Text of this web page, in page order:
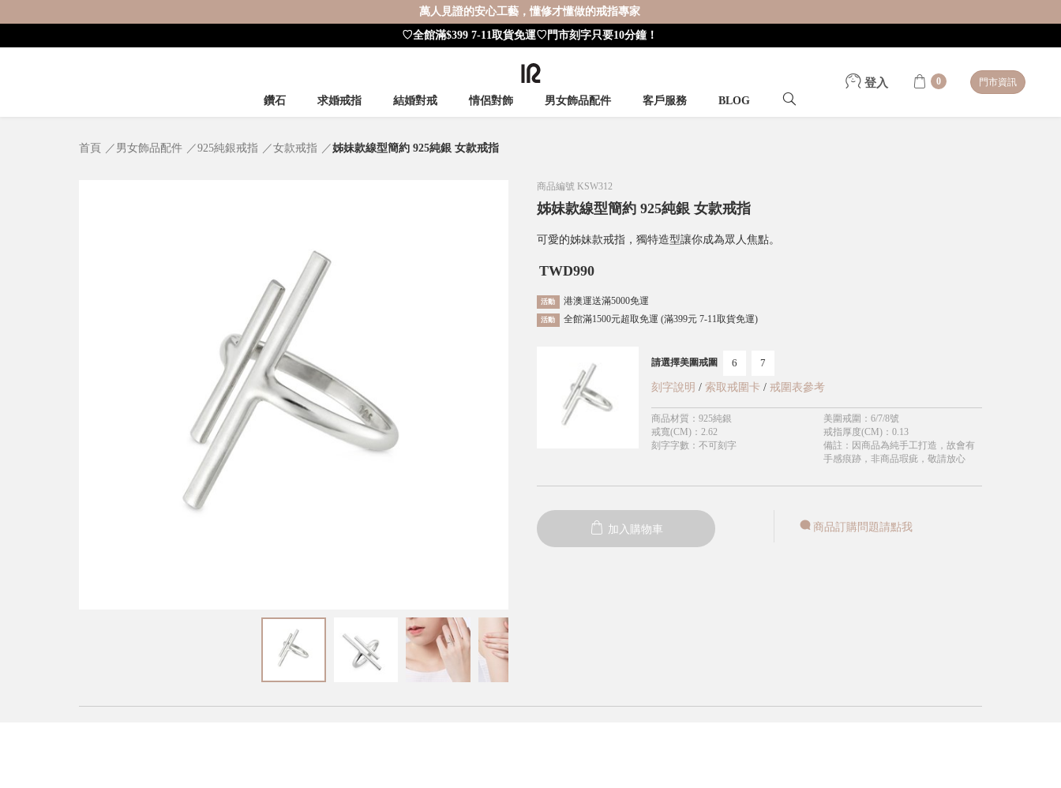
萬人見證的安心工藝，懂修才懂做的戒指專家
♡全館滿$399 7-11取貨免運♡門市刻字只要10分鐘！
鑽石 求婚戒指 結婚對戒 情侶對飾 男女飾品配件 客戶服務 BLOG
登入 0 門市資訊
首頁 男女飾品配件 925純銀戒指 女款戒指 姊妹款線型簡約 925純銀 女款戒指
商品編號 KSW312
姊妹款線型簡約 925純銀 女款戒指
可愛的姊妹款戒指，獨特造型讓你成為眾人焦點。
TWD990
活動 港澳運送滿5000免運
活動 全館滿1500元超取免運 (滿399元 7-11取貨免運)
請選擇美圍戒圍 6 7
刻字說明 / 索取戒圍卡 / 戒圍表參考
商品材質 ： 925純銀 美圍戒圍 ： 6/7/8號
戒寬(CM) ： 2.62 戒指厚度(CM)： 0.13
刻字字數 ： 不可刻字 備註 ： 因商品為純手工打造，故會有
手感痕跡，非商品瑕疵，敬請放心
加入購物車 商品訂購問題請點我